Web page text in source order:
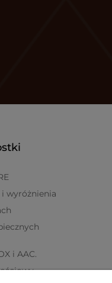
wyróżnienia
i AAC.